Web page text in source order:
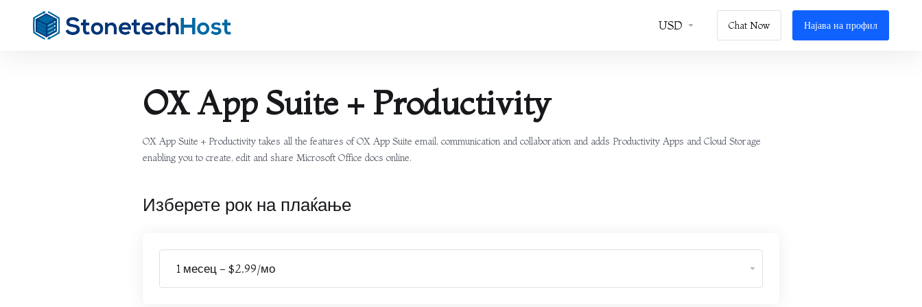
USD Chat Now Најава на профил
OX App Suite + Productivity
OX App Suite + Productivity takes all the features of OX App Suite email, communication and collaboration and adds Productivity Apps and Cloud Storage
enabling you to create, edit and share Microsoft Office docs online.
Изберете рок на плаќање